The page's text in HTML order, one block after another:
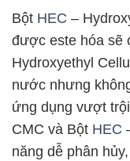
Bột HEC –
được este hóa sẽ
Hydroxyethyl
nước nhưng
ứng dụng vượt
CMC và Bột HEC
năng dễ phân